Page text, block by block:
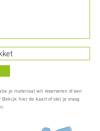
je materiaal wil reserveren of een
hier de kaart of stel je vraag